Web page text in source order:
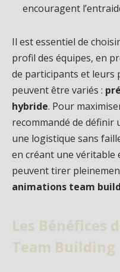
encouragent
Il est essentiel de
profil des équipes, en
de participants et leurs
peuvent être variés :
hybride. Pour
recommandé de définir
une logistique sans
en créant une véritable
peuvent tirer
animations team
Les Bénéfices
Team Building